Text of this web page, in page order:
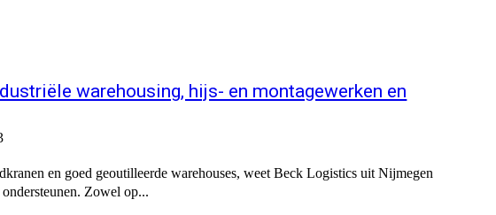
warehousing, hijs- en montagewerken en
en goed geoutilleerde warehouses, weet Beck Logistics uit Nijmegen
Zowel op...